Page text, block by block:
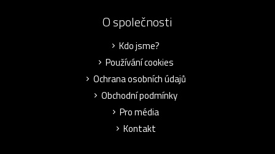
O společnosti
Kdo jsme?
Používání cookies
Ochrana osobních údajů
Obchodní podmínky
Pro média
Kontakt